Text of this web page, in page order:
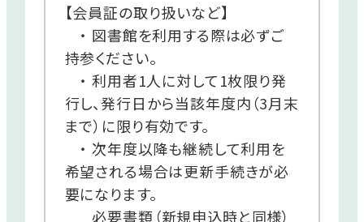
【会員証の取り扱いなど】
・ 図書館を利用する際は必ずご
持参ください。
・ 利用者1人に対して1枚限り発
行し、発行日から当該年度内（3月末
まで）に限り有効です。
・ 次年度以降も継続して利用を
希望される場合は更新手続きが必
要になります。
必要書類（新規申込時と同様）